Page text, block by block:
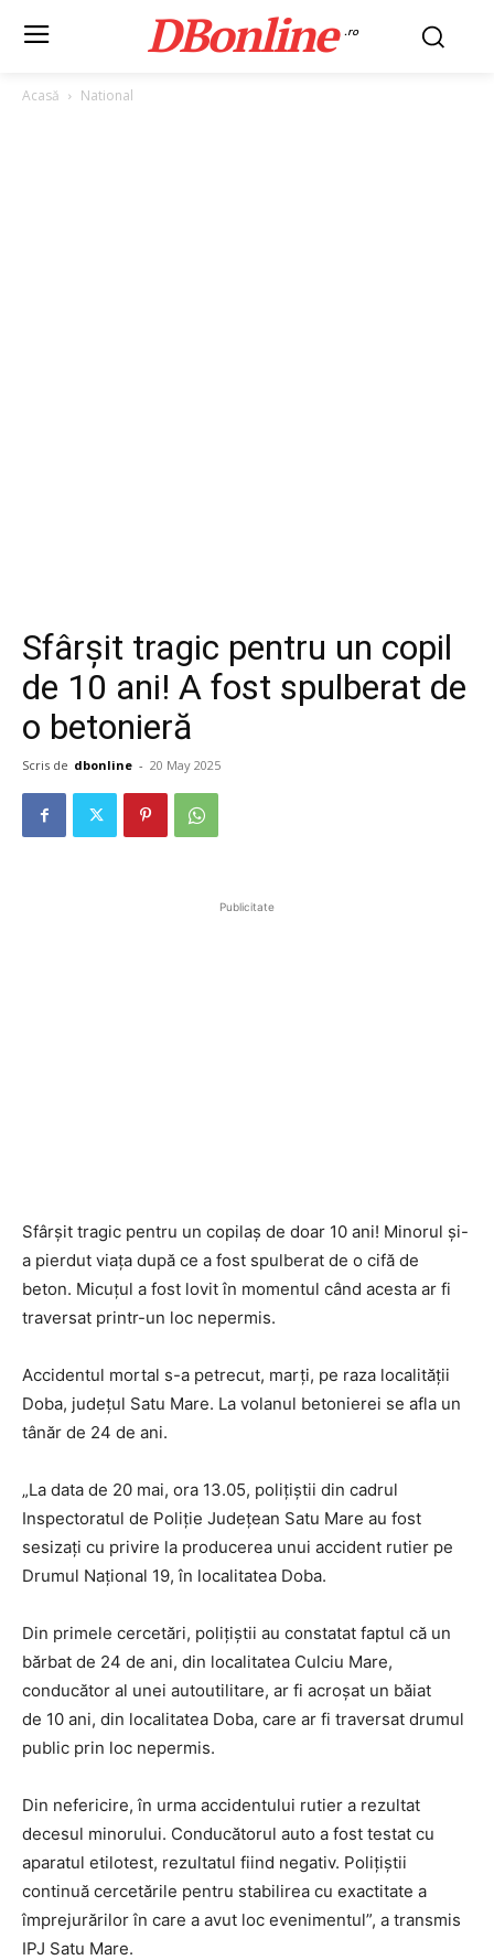
DBonline .ro
Acasă National
Sfârșit tragic pentru un copil
de 10 ani! A fost spulberat de
o betonieră
Scris de dbonline - 20 May 2025
Publicitate
Sfârșit tragic pentru un copilaș de doar 10 ani! Minorul și-
a pierdut viața după ce a fost spulberat de o cifă de
beton. Micuțul a fost lovit în momentul când acesta ar fi
traversat printr-un loc nepermis.
Accidentul mortal s-a petrecut, marți, pe raza localității
Doba, județul Satu Mare. La volanul betonierei se afla un
tânăr de 24 de ani.
„La data de 20 mai, ora 13.05, polițiștii din cadrul
Inspectoratul de Poliție Județean Satu Mare au fost
sesizați cu privire la producerea unui accident rutier pe
Drumul Național 19, în localitatea Doba.
Din primele cercetări, polițiștii au constatat faptul că un
bărbat de 24 de ani, din localitatea Culciu Mare,
conducător al unei autoutilitare, ar fi acroșat un băiat
de 10 ani, din localitatea Doba, care ar fi traversat drumul
public prin loc nepermis.
Din nefericire, în urma accidentului rutier a rezultat
decesul minorului. Conducătorul auto a fost testat cu
aparatul etilotest, rezultatul fiind negativ. Polițiștii
continuă cercetările pentru stabilirea cu exactitate a
împrejurărilor în care a avut loc evenimentul”, a transmis
IPJ Satu Mare.